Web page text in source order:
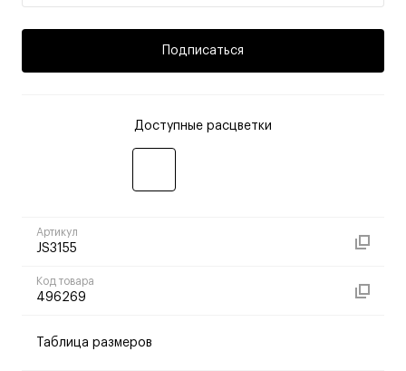
Подписаться
Доступные расцветки
Артикул
JS3155
Код товара
496269
Таблица размеров